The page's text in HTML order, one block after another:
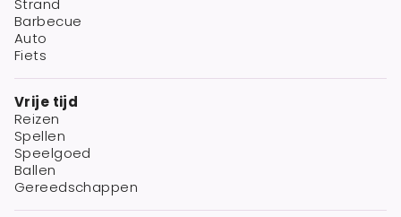
Barbecue
Auto
Fiets
Vrije tijd
Reizen
Spellen
Speelgoed
Ballen
Gereedschappen